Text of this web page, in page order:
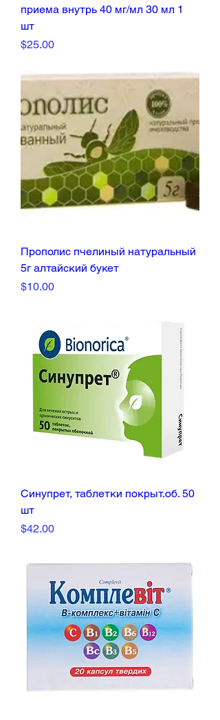
приема внутрь 40 мг/мл 30 мл 1
шт
Price
$25.00
Прополис пчелиный натуральный
5г алтайский букет
Price
$10.00
Синупрет, таблетки покрыт.об. 50
шт
Price
$42.00